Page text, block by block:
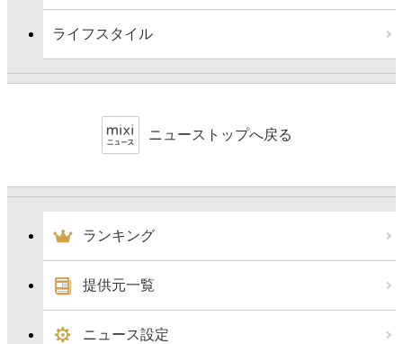
ライフスタイル
ニューストップへ戻る
ランキング
提供元一覧
ニュース設定